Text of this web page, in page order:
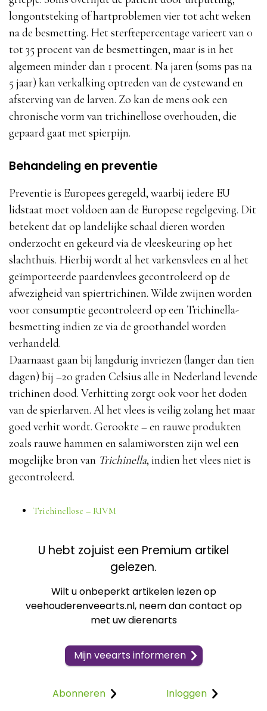
longontsteking of hartproblemen vier tot acht weken
na de besmetting. Het sterftepercentage varieert van 0
tot 35 procent van de besmettingen, maar is in het
algemeen minder dan 1 procent. Na jaren (soms pas na
5 jaar) kan verkalking optreden van de cystewand en
afsterving van de larven. Zo kan de mens ook een
chronische vorm van trichinellose overhouden, die
gepaard gaat met spierpijn.
Behandeling en preventie
Preventie is Europees geregeld, waarbij iedere EU
lidstaat moet voldoen aan de Europese regelgeving. Dit
betekent dat op landelijke schaal dieren worden
onderzocht en gekeurd via de vleeskeuring op het
slachthuis. Hierbij wordt al het varkensvlees en al het
geïmporteerde paardenvlees gecontroleerd op de
afwezigheid van spiertrichinen. Wilde zwijnen worden
voor consumptie gecontroleerd op een Trichinella-
besmetting indien ze via de groothandel worden
verhandeld.
Daarnaast gaan bij langdurig invriezen (langer dan tien
dagen) bij –20 graden Celsius alle in Nederland levende
trichinen dood. Verhitting zorgt ook voor het doden
van de spierlarven. Al het vlees is veilig zolang het maar
goed verhit wordt. Gerookte – en rauwe produkten
zoals rauwe hammen en salamiworsten zijn wel een
mogelijke bron van Trichinella, indien het vlees niet is
gecontroleerd.
Trichinellose – RIVM
U hebt zojuist een Premium artikel
gelezen.
Wilt u onbeperkt artikelen lezen op
veehouderenveearts.nl, neem dan contact op
met uw dierenarts
Mijn veearts informeren
Abonneren Inloggen